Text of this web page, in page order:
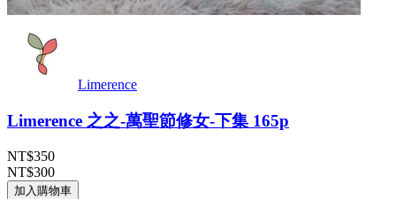
Limerence
Limerence 之之-萬聖節修女-下集 165p
NT$350
NT$300
加入購物車